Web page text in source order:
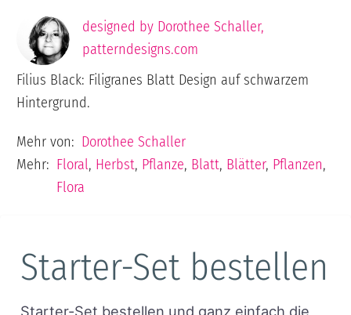
designed by Dorothee Schaller,
patterndesigns.com
Filius Black: Filigranes Blatt Design auf schwarzem
Hintergrund.
Mehr von: Dorothee Schaller
Mehr: Floral, Herbst, Pflanze, Blatt, Blätter, Pflanzen,
Flora
Starter-Set bestellen
Starter-Set bestellen und ganz einfach die